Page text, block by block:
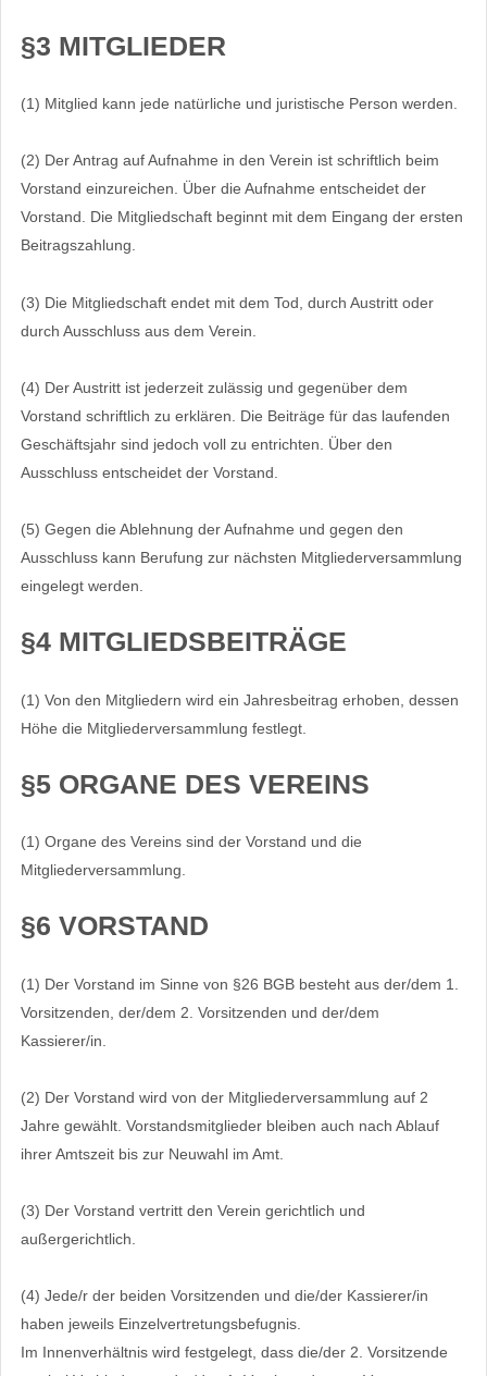
§3 MITGLIEDER
(1) Mitglied kann jede natürliche und juristische Person werden.
(2) Der Antrag auf Aufnahme in den Verein ist schriftlich beim
Vorstand einzureichen. Über die Aufnahme entscheidet der
Vorstand. Die Mitgliedschaft beginnt mit dem Eingang der ersten
Beitragszahlung.
(3) Die Mitgliedschaft endet mit dem Tod, durch Austritt oder
durch Ausschluss aus dem Verein.
(4) Der Austritt ist jederzeit zulässig und gegenüber dem
Vorstand schriftlich zu erklären. Die Beiträge für das laufenden
Geschäftsjahr sind jedoch voll zu entrichten. Über den
Ausschluss entscheidet der Vorstand.
(5) Gegen die Ablehnung der Aufnahme und gegen den
Ausschluss kann Berufung zur nächsten Mitgliederversammlung
eingelegt werden.
§4 MITGLIEDSBEITRÄGE
(1) Von den Mitgliedern wird ein Jahresbeitrag erhoben, dessen
Höhe die Mitgliederversammlung festlegt.
§5 ORGANE DES VEREINS
(1) Organe des Vereins sind der Vorstand und die
Mitgliederversammlung.
§6 VORSTAND
(1) Der Vorstand im Sinne von §26 BGB besteht aus der/dem 1.
Vorsitzenden, der/dem 2. Vorsitzenden und der/dem
Kassierer/in.
(2) Der Vorstand wird von der Mitgliederversammlung auf 2
Jahre gewählt. Vorstandsmitglieder bleiben auch nach Ablauf
ihrer Amtszeit bis zur Neuwahl im Amt.
(3) Der Vorstand vertritt den Verein gerichtlich und
außergerichtlich.
(4) Jede/r der beiden Vorsitzenden und die/der Kassierer/in
haben jeweils Einzelvertretungsbefugnis.
Im Innenverhältnis wird festgelegt, dass die/der 2. Vorsitzende